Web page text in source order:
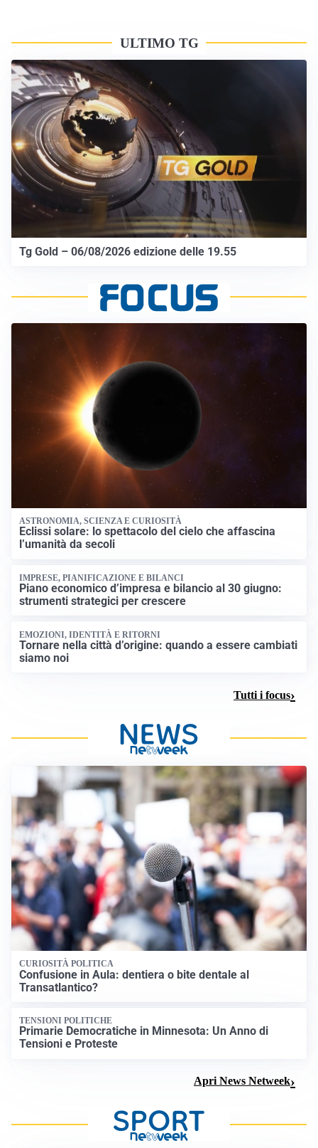
ULTIMO TG
Tg Gold – 06/08/2026 edizione delle 19.55
ASTRONOMIA, SCIENZA E CURIOSITÀ
Eclissi solare: lo spettacolo del cielo che affascina
l’umanità da secoli
IMPRESE, PIANIFICAZIONE E BILANCI
Piano economico d’impresa e bilancio al 30 giugno:
strumenti strategici per crescere
EMOZIONI, IDENTITÀ E RITORNI
Tornare nella città d’origine: quando a essere cambiati
siamo noi
Tutti i focus
CURIOSITÀ POLITICA
Confusione in Aula: dentiera o bite dentale al
Transatlantico?
TENSIONI POLITICHE
Primarie Democratiche in Minnesota: Un Anno di
Tensioni e Proteste
Apri News Netweek